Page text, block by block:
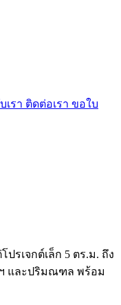
เรา ติดต่อเรา ขอใบ
รเจกต์เล็ก 5 ตร.ม. ถึง
และปริมณฑล พร้อม